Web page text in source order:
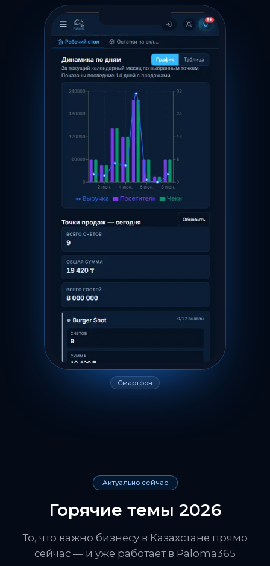
Смартфон
Актуально сейчас
Горячие темы 2026
То, что важно бизнесу в Казахстане прямо
сейчас — и уже работает в Paloma365